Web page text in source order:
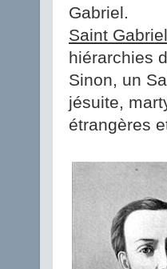
Gabriel.
Saint
hiérarchies
Sinon, un
jésuite,
étrangères